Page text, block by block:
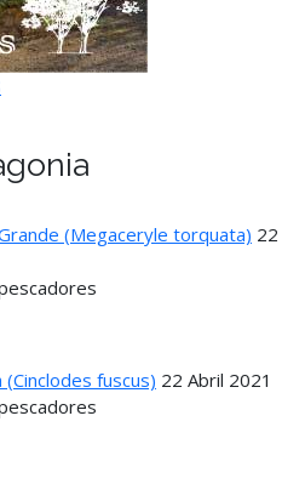
(Megaceryle torquata) 22
fuscus) 22 Abril 2021